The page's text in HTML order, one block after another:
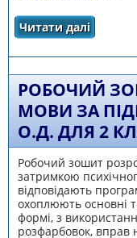
Читати даліпро
РОБОЧИЙ
МОВИ ЗА
О.Д. ДЛЯ 2
Робочий зошит
затримкою
відповідають
охоплюють основні
формі, з
розфарбовок, вправ